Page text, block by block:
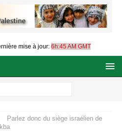
mise à jour: 6h:45 AM GMT
Parlez donc du siège israélien de